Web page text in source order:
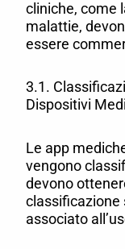
cliniche, come
malattie,
essere
3.1.
Dispositivi
Le app
vengono
devono
classificazione
associato